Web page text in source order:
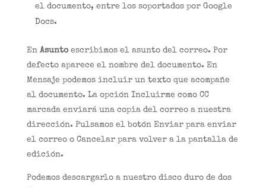
el documento, entre los soportados por Google
Docs.
En Asuntoescribimos el asunto del correo. Por
defecto aparece el nombre del documento. En
Mensaje podemos incluir un texto que acompañe
al documento. La opción Incluirme como CC
marcada enviará una copia del correo a nuestra
dirección. Pulsamos el botón Enviar para enviar
el correo o Cancelar para volver a la pantalla de
edición.
Podemos descargarlo a nuestro disco duro de dos